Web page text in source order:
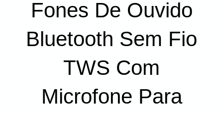
Fones De Ouvido
Bluetooth Sem Fio
TWS Com
Microfone Para